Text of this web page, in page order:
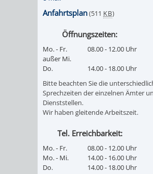
Anfahrtsplan(511 KB)
Öffnungszeiten:
Mo. - Fr.
außer Mi.
08.00 - 12.00 Uhr
Do.
14.00 - 18.00 Uhr
Bitte beachten Sie die
Sprechzeiten der einzelnen Ämter
Dienststellen.
Wir haben gleitende Arbeitszeit.
Tel. Erreichbarkeit:
Mo. - Fr.
08.00 - 12.00 Uhr
Mo. - Mi.
14.00 - 16.00 Uhr
Do.
14.00 - 18.00 Uhr